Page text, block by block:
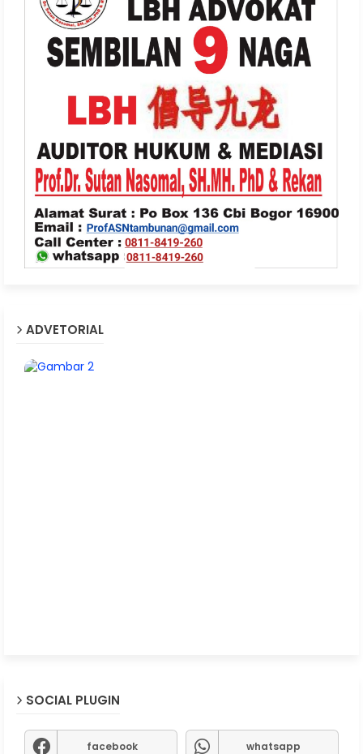
ADVETORIAL
SOCIAL PLUGIN
facebook whatsapp